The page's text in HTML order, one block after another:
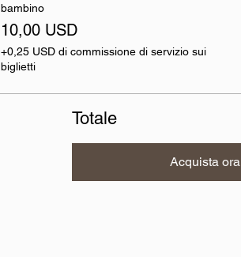
bambino
10,00 USD
+0,25 USD di commissione di servizio sui
biglietti
Totale
Acquista ora